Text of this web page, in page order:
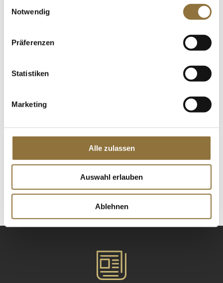
Notwendig
Präferenzen
Statistiken
Marketing
Alle zulassen
Auswahl erlauben
Ablehnen
€ 7,34
Sauerkrautsaft, mild, Rabenhorst, BIO,
€ 5,80
St.